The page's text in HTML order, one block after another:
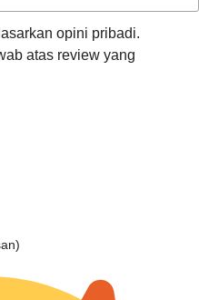
opini pribadi.
atas review yang